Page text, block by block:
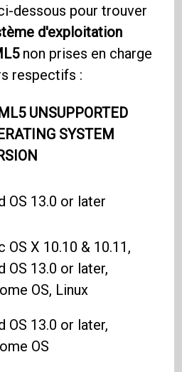
dessous pour trouver
d'exploitation
non prises en charge
respectifs :
UNSUPPORTED
SYSTEM
OS 13.0 or later
OS X 10.10 & 10.11,
OS 13.0 or later,
OS, Linux
OS 13.0 or later,
OS